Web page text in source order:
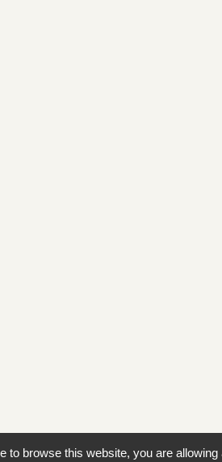
to browse this website, you are